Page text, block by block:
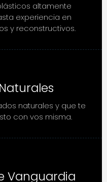
altamente
experiencia en
y reconstructivos.
naturales y que te
con vos misma.
Vanguardia